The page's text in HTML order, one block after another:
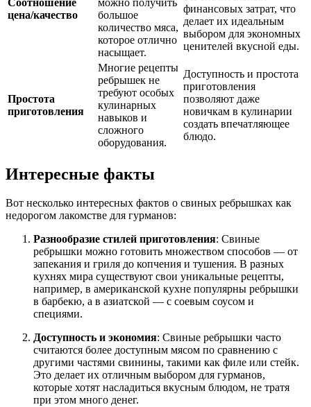
цена/качество
большое
количество мяса,
которое отлично
насыщает.
финансовых затрат, что
делает их идеальным
выбором для экономных
ценителей вкусной еды.
Простота
приготовления
Многие рецепты
ребрышек не
требуют особых
кулинарных
навыков и
сложного
оборудования.
Доступность и простота
приготовления
позволяют даже
новичкам в кулинарии
создать впечатляющее
блюдо.
Интересные факты
Вот несколько интересных фактов о свиных ребрышках как
недорогом лакомстве для гурманов:
Разнообразие стилей приготовления: Свиные
ребрышки можно готовить множеством способов — от
запекания и гриля до копчения и тушения. В разных
кухнях мира существуют свои уникальные рецепты,
например, в американской кухне популярны ребрышки
в барбекю, а в азиатской — с соевым соусом и
специями.
Доступность и экономия: Свиные ребрышки часто
считаются более доступным мясом по сравнению с
другими частями свинины, такими как филе или стейк.
Это делает их отличным выбором для гурманов,
которые хотят насладиться вкусным блюдом, не тратя
при этом много денег.